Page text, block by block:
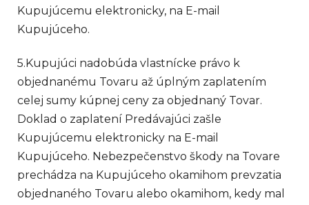
Kupujúcemu elektronicky, na E-mail
Kupujúceho.
5.Kupujúci nadobúda vlastnícke právo k
objednanému Tovaru až úplným zaplatením
celej sumy kúpnej ceny za objednaný Tovar.
Doklad o zaplatení Predávajúci zašle
Kupujúcemu elektronicky na E-mail
Kupujúceho. Nebezpečenstvo škody na Tovare
prechádza na Kupujúceho okamihom prevzatia
objednaného Tovaru alebo okamihom, kedy mal